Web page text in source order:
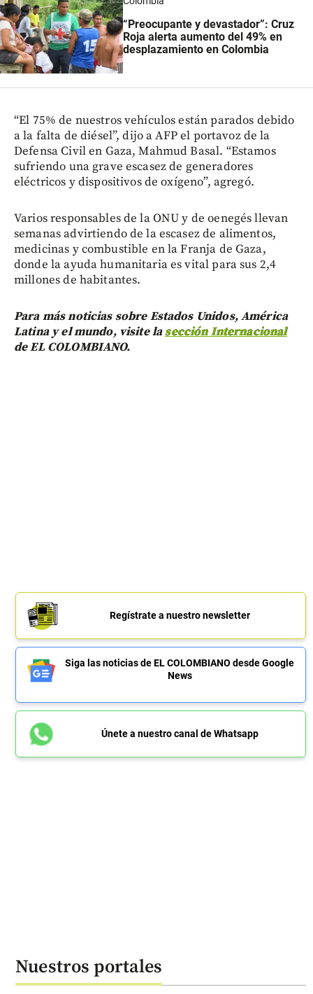
“Preocupante y devastador”: Cruz
Roja alerta aumento del 49% en
desplazamiento en Colombia
“El 75% de nuestros vehículos están parados debido
a la falta de diésel”, dijo a AFP el portavoz de la
Defensa Civil en Gaza, Mahmud Basal. “Estamos
sufriendo una grave escasez de generadores
eléctricos y dispositivos de oxígeno”, agregó.
Varios responsables de la ONU y de oenegés llevan
semanas advirtiendo de la escasez de alimentos,
medicinas y combustible en la Franja de Gaza,
donde la ayuda humanitaria es vital para sus 2,4
millones de habitantes.
Para más noticias sobre Estados Unidos, América
Latina y el mundo, visite lasección Internacional
de EL COLOMBIANO.
Regístrate a nuestro newsletter
Siga las noticias de EL COLOMBIANO desde Google
News
Únete a nuestro canal de Whatsapp
Nuestros portales